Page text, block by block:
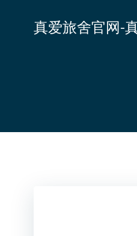
真爱旅舍官网-